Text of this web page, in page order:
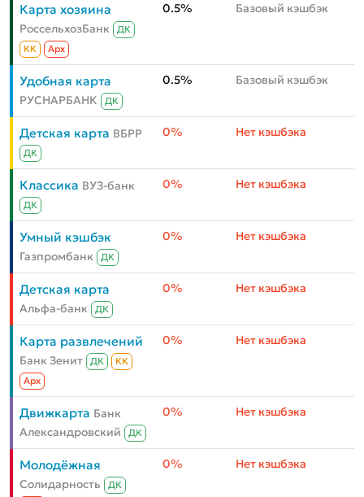
Карта хозяина
РоссельхозБанк
ДК
КК
Aрх
0.5% Базовый кэшбэк
Удобная карта
РУСНАРБАНК ДК
0.5% Базовый кэшбэк
Детская карта ВБРР
ДК
0% Нет кэшбэка
Классика ВУЗ-банк
ДК
0% Нет кэшбэка
Умный кэшбэк
Газпромбанк ДК
0% Нет кэшбэка
Детская карта
Альфа-банк ДК
0% Нет кэшбэка
Карта развлечений
Банк Зенит ДК
КК
Aрх
0% Нет кэшбэка
Движкарта Банк
Александровский
ДК
0% Нет кэшбэка
Молодёжная
Солидарность
ДК
0% Нет кэшбэка